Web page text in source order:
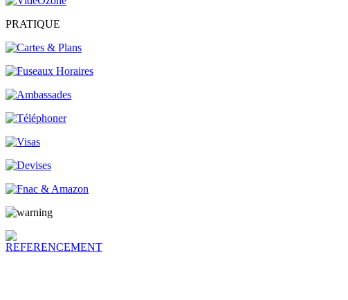
PRATIQUE